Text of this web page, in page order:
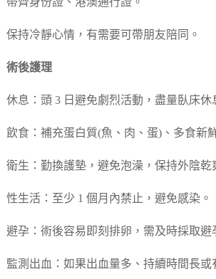
帶齊身份證、港澳通行證。
保持冷靜心情，有需要可帶朋友陪同。
術後護理
休息：頭 3 日避免劇烈活動，盡量臥床休
飲食：補充蛋白質(魚、肉、蛋)、多食新
衛生：勤換護墊，避免泡澡，保持外陰乾
性生活：至少 1 個月內禁止，避免感染。
避孕：術後容易即刻排卵，需及時採取避
監測出血：如果出血量多、持續時間長或